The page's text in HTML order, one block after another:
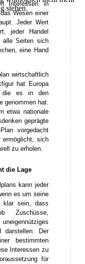
Interessen in
Wesen einer
Jeder Wert
jeder Handel
alle Seiten sich
eine Hand
wirtschaftlich
hat Europa
die es in den
genommen hat.
etwa nationale
geprägte
vorgedacht
ermöglicht, sich
zu erholen.
die Lage
kann jeder
es um seine
klar sein, dass
Zuschüsse,
darstellen. Der
bestimmten
Interessen zu
für
stehen.